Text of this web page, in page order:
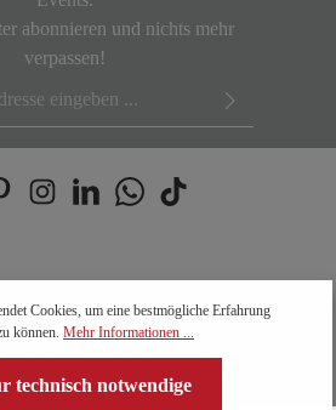
abonnieren und nichts mehr
verpassen!
- 17:00 Uhr unter der +49 (0) 2157 -
Impressum
Vertrag widerrufen
Cookies, um eine bestmögliche Erfahrung
können. Mehr Informationen ...
technisch notwendige